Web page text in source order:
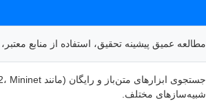
مطالعه عمیق پیشینه تحقیق، استفاده از منابع
شبیه‌سازهای مختلف.